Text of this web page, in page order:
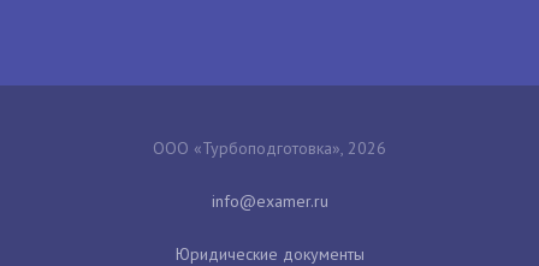
ООО «Турбоподготовка», 2026
Юридические документы